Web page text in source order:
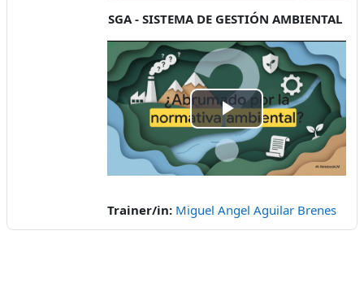
SGA - SISTEMA DE GESTIÓN AMBIENTAL
Video
abspielen
Trainer/in: Miguel Angel Aguilar Brenes